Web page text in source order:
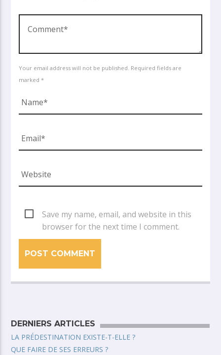
Your email address will not be published. Required fields are
marked *
Save my name, email, and website in this
browser for the next time I comment.
DERNIERS ARTICLES
LA PRÉDESTINATION EXISTE-T-ELLE ?
QUE FAIRE DE SES ERREURS ?